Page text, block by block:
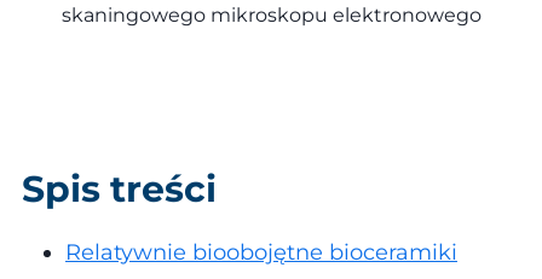
skaningowego mikroskopu elektronowego
Spis treści
Relatywnie bioobojętne bioceramiki